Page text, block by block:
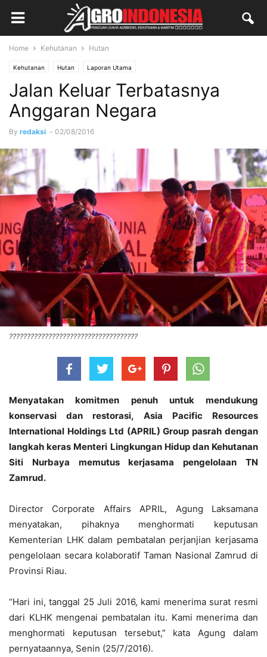
Home Kehutanan Hutan
Kehutanan Hutan Laporan Utama
Jalan Keluar Terbatasnya
Anggaran Negara
By redaksi - 02/08/2016
????????????????????????????????????
Menyatakan komitmen penuh untuk mendukung
konservasi dan restorasi, Asia Pacific Resources
International Holdings Ltd (APRIL) Group pasrah dengan
langkah keras Menteri Lingkungan Hidup dan Kehutanan
Siti Nurbaya memutus kerjasama pengelolaan TN
Zamrud.
Director Corporate Affairs APRIL, Agung Laksamana
menyatakan, pihaknya menghormati keputusan
Kementerian LHK dalam pembatalan perjanjian kerjasama
pengelolaan secara kolaboratif Taman Nasional Zamrud di
Provinsi Riau.
“Hari ini, tanggal 25 Juli 2016, kami menerima surat resmi
dari KLHK mengenai pembatalan itu. Kami menerima dan
menghormati keputusan tersebut,” kata Agung dalam
pernyataannya, Senin (25/7/2016).